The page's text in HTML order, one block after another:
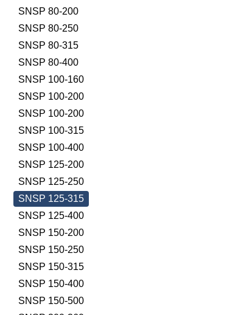
SNSP 80-200
SNSP 80-250
SNSP 80-315
SNSP 80-400
SNSP 100-160
SNSP 100-200
SNSP 100-200
SNSP 100-315
SNSP 100-400
SNSP 125-200
SNSP 125-250
SNSP 125-315
SNSP 125-400
SNSP 150-200
SNSP 150-250
SNSP 150-315
SNSP 150-400
SNSP 150-500